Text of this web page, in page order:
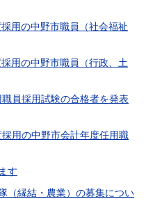
用の中野市職員（社会福祉
用の中野市職員（行政、土
員採用試験の合格者を発表
用の中野市会計年度任用職
す
（縁結・農業）の募集につい